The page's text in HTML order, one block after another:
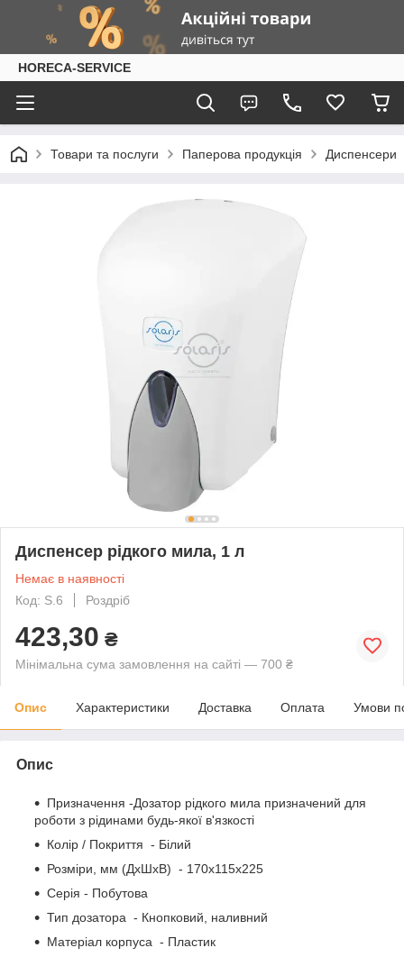
HORECA-SERVICE
Товари та послуги Паперова продукція Диспенсери
Диспенсер рідкого мила, 1 л
Немає в наявності
Код: S.6
Роздріб
423,30 ₴
Мінімальна сума замовлення на сайті — 700 ₴
Опис Характеристики Доставка Оплата Умови
Опис
Призначення -Дозатор рідкого мила призначений для
роботи з рідинами будь-якої в'язкості
Колір / Покриття - Білий
Розміри, мм (ДхШхВ) - 170x115x225
Серія - Побутова
Тип дозатора - Кнопковий, наливний
Матеріал корпуса - Пластик